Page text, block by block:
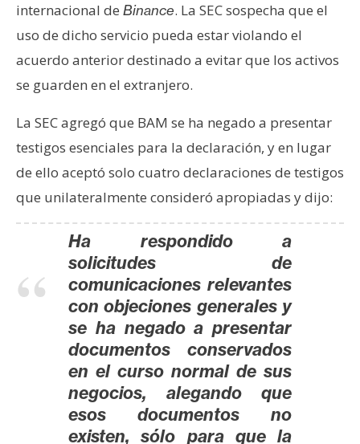
d
a
d
internacional de Binance. La SEC sospecha que el
uso de dicho servicio pueda estar violando el
acuerdo anterior destinado a evitar que los activos
se guarden en el extranjero.
La SEC agregó que BAM se ha negado a presentar
testigos esenciales para la declaración, y en lugar
de ello aceptó solo cuatro declaraciones de testigos
que unilateralmente consideró apropiadas y dijo:
Ha respondido a
solicitudes de
comunicaciones relevantes
con objeciones generales y
se ha negado a presentar
documentos conservados
en el curso normal de sus
negocios, alegando que
esos documentos no
existen, sólo para que la